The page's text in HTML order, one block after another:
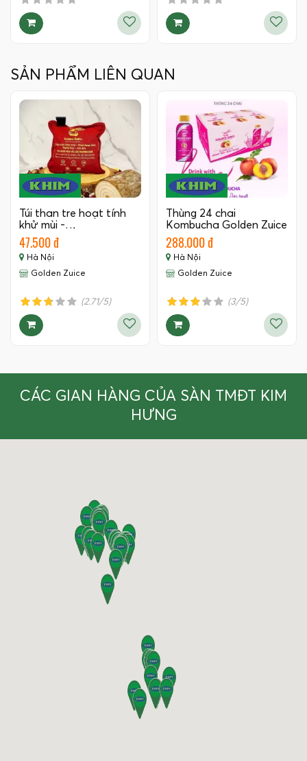
SẢN PHẨM LIÊN QUAN
Túi than tre hoạt tính
khử mùi -…
47.500 đ
Hà Nội
Golden Zuice
(2.71/5)
Thùng 24 chai
Kombucha Golden Zuice
350 ML
288.000 đ
Hà Nội
Golden Zuice
(3/5)
CÁC GIAN HÀNG CỦA SÀN TMĐT KIM
HƯNG